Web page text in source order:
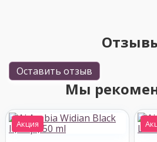
Оставить отзыв
Мы
Акция